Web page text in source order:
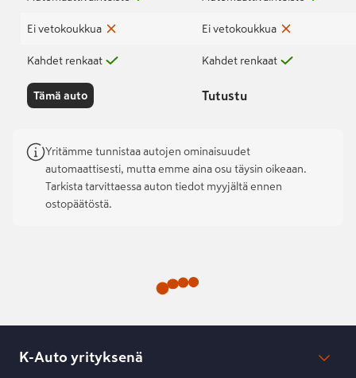
Ei vetokoukkua
Kahdet renkaat
Tämä auto
Ei vetokoukkua
Kahdet renkaat
Tutustu
Yritämme tunnistaa autojen ominaisuudet
automaattisesti, mutta emme aina osu täysin oikeaan.
Tarkista tarvittaessa auton tiedot myyjältä ennen
ostopäätöstä.
K-Auto yrityksenä